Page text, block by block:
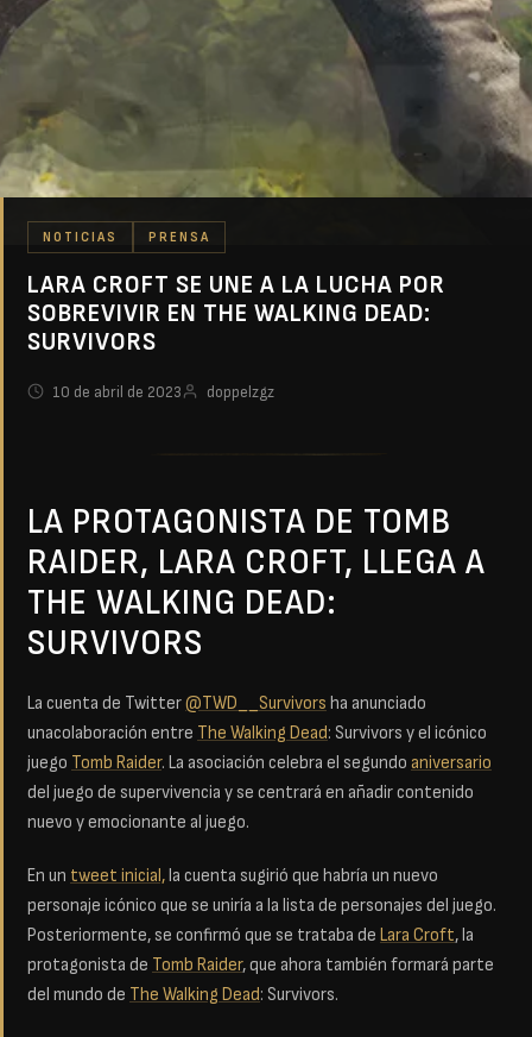
NOTICIAS PRENSA
LARA CROFT SE UNE A LA LUCHA POR
SOBREVIVIR EN THE WALKING DEAD:
SURVIVORS
10 de abril de 2023 doppelzgz
LA PROTAGONISTA DE TOMB
RAIDER, LARA CROFT, LLEGA A
THE WALKING DEAD:
SURVIVORS
La cuenta de Twitter@TWD__Survivors ha anunciado
unacolaboración entre The Walking Dead: Survivors y el icónico
juego Tomb Raider. La asociación celebra el segundo aniversario
del juego de supervivencia y se centrará en añadir contenido
nuevo y emocionante al juego.
En un tweet inicial,la cuenta sugirió que habría un nuevo
personaje icónico que se uniría a la lista de personajes del juego.
Posteriormente, se confirmó que se trataba de Lara Croft, la
protagonista de Tomb Raider, que ahora también formará parte
del mundo de The Walking Dead: Survivors.